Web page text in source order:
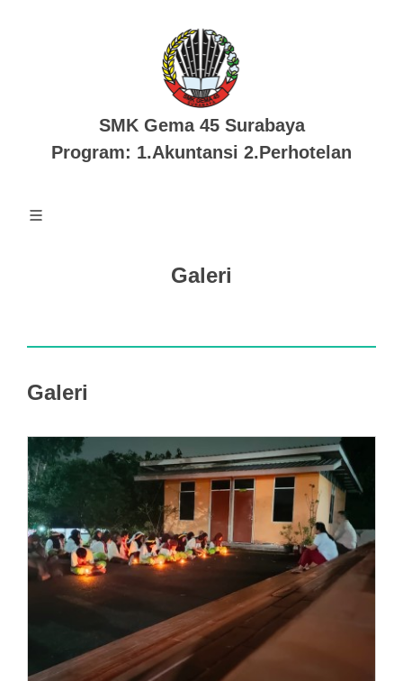
SMK Gema 45 Surabaya
Program: 1.Akuntansi 2.Perhotelan
Galeri
Galeri